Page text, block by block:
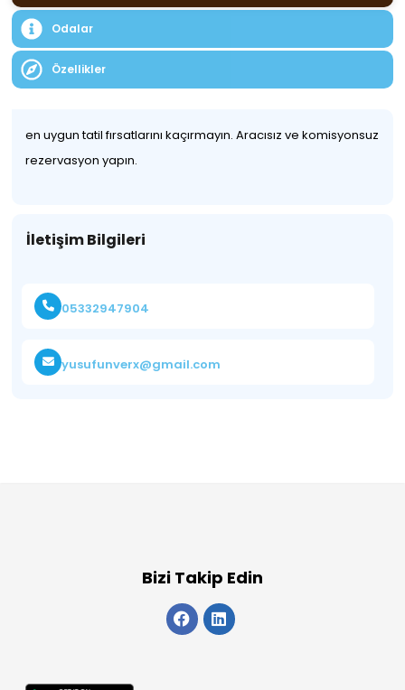
Odalar
Özellikler
en uygun tatil fırsatlarını kaçırmayın. Aracısız ve komisyonsuz
rezervasyon yapın.
İletişim Bilgileri
05332947904
yusufunverx@gmail.com
Bizi Takip Edin